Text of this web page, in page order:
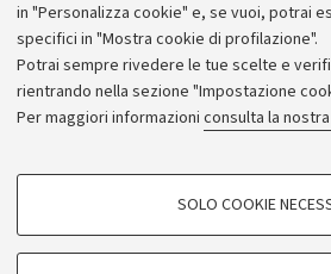
in "Personalizza cookie" e, se vuoi, potrai
specifici in "Mostra cookie di profilazione".
Potrai sempre rivedere le tue scelte e
rientrando nella sezione "Impostazione
Per maggiori informazioni consulta la
COOKIE DI PROFILAZIONE -
SOLO COOKIE
Comunicati
Redazione
Rassegna